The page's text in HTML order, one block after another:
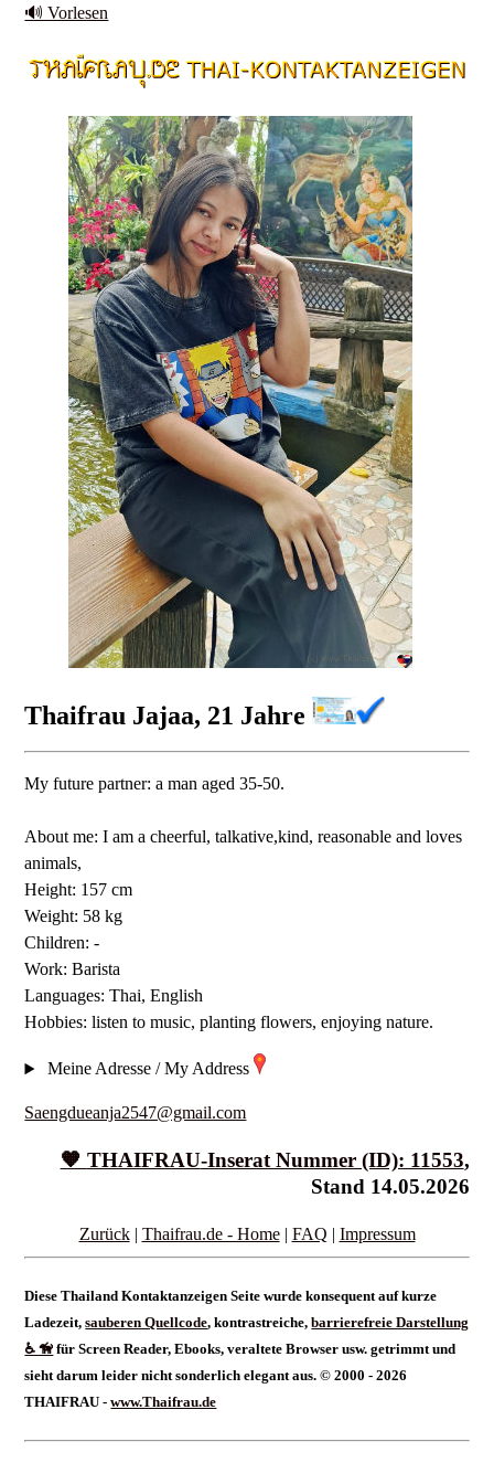
🔊 Vorlesen
Thaifrau Jajaa, 21 Jahre
My future partner: a man aged 35-50.
About me: I am a cheerful, talkative,kind, reasonable and loves
animals,
Height: 157 cm
Weight: 58 kg
Children: -
Work: Barista
Languages: Thai, English
Hobbies: listen to music, planting flowers, enjoying nature.
Meine Adresse / My Address
Saengdueanja2547@gmail.com
🧡 THAIFRAU-Inserat Nummer (ID): 11553,
Stand 14.05.2026
Zurück| Thaifrau.de - Home| FAQ | Impressum
Diese Thailand Kontaktanzeigen Seite wurde konsequent auf kurze
Ladezeit,sauberen Quellcode, kontrastreiche,barrierefreie Darstellung
♿ 🦮 für Screen Reader, Ebooks, veraltete Browser usw. getrimmt und
sieht darum leider nicht sonderlich elegant aus. © 2000 - 2026
THAIFRAU -www.Thaifrau.de